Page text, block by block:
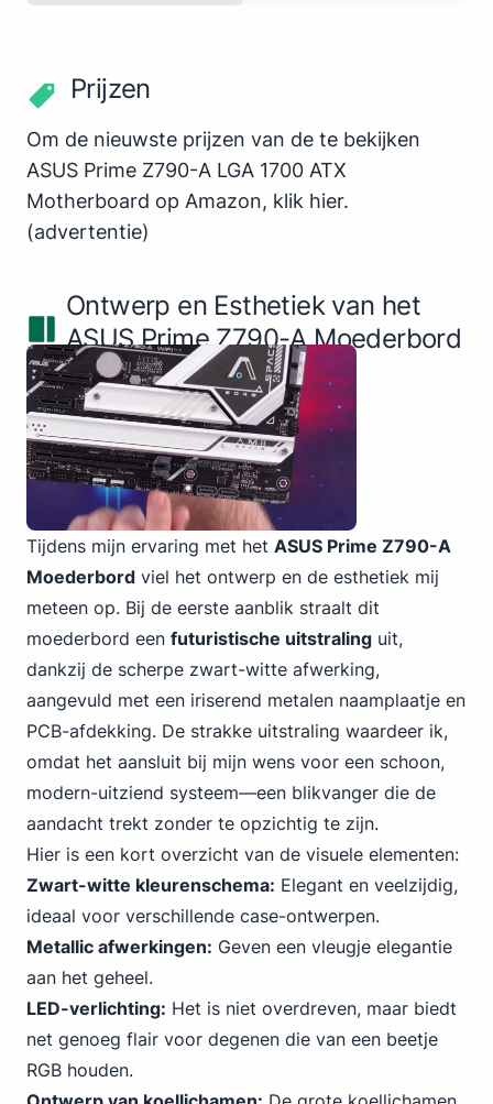
Prijzen
Om de nieuwste prijzen van de te bekijken
ASUS Prime Z790-A LGA 1700 ATX
Motherboard op Amazon, klik hier.
(advertentie)
Ontwerp en Esthetiek van het
ASUS Prime Z790-A Moederbord
Tijdens mijn ervaring met het ASUS Prime Z790-A
Moederbord viel het ontwerp en de esthetiek mij
meteen op. Bij de eerste aanblik straalt dit
moederbord een futuristische uitstraling uit,
dankzij de scherpe zwart-witte afwerking,
aangevuld met een iriserend metalen naamplaatje en
PCB-afdekking. De strakke uitstraling waardeer ik,
omdat het aansluit bij mijn wens voor een schoon,
modern-uitziend systeem—een blikvanger die de
aandacht trekt zonder te opzichtig te zijn.
Hier is een kort overzicht van de visuele elementen:
Zwart-witte kleurenschema: Elegant en veelzijdig,
ideaal voor verschillende case-ontwerpen.
Metallic afwerkingen: Geven een vleugje elegantie
aan het geheel.
LED-verlichting: Het is niet overdreven, maar biedt
net genoeg flair voor degenen die van een beetje
RGB houden.